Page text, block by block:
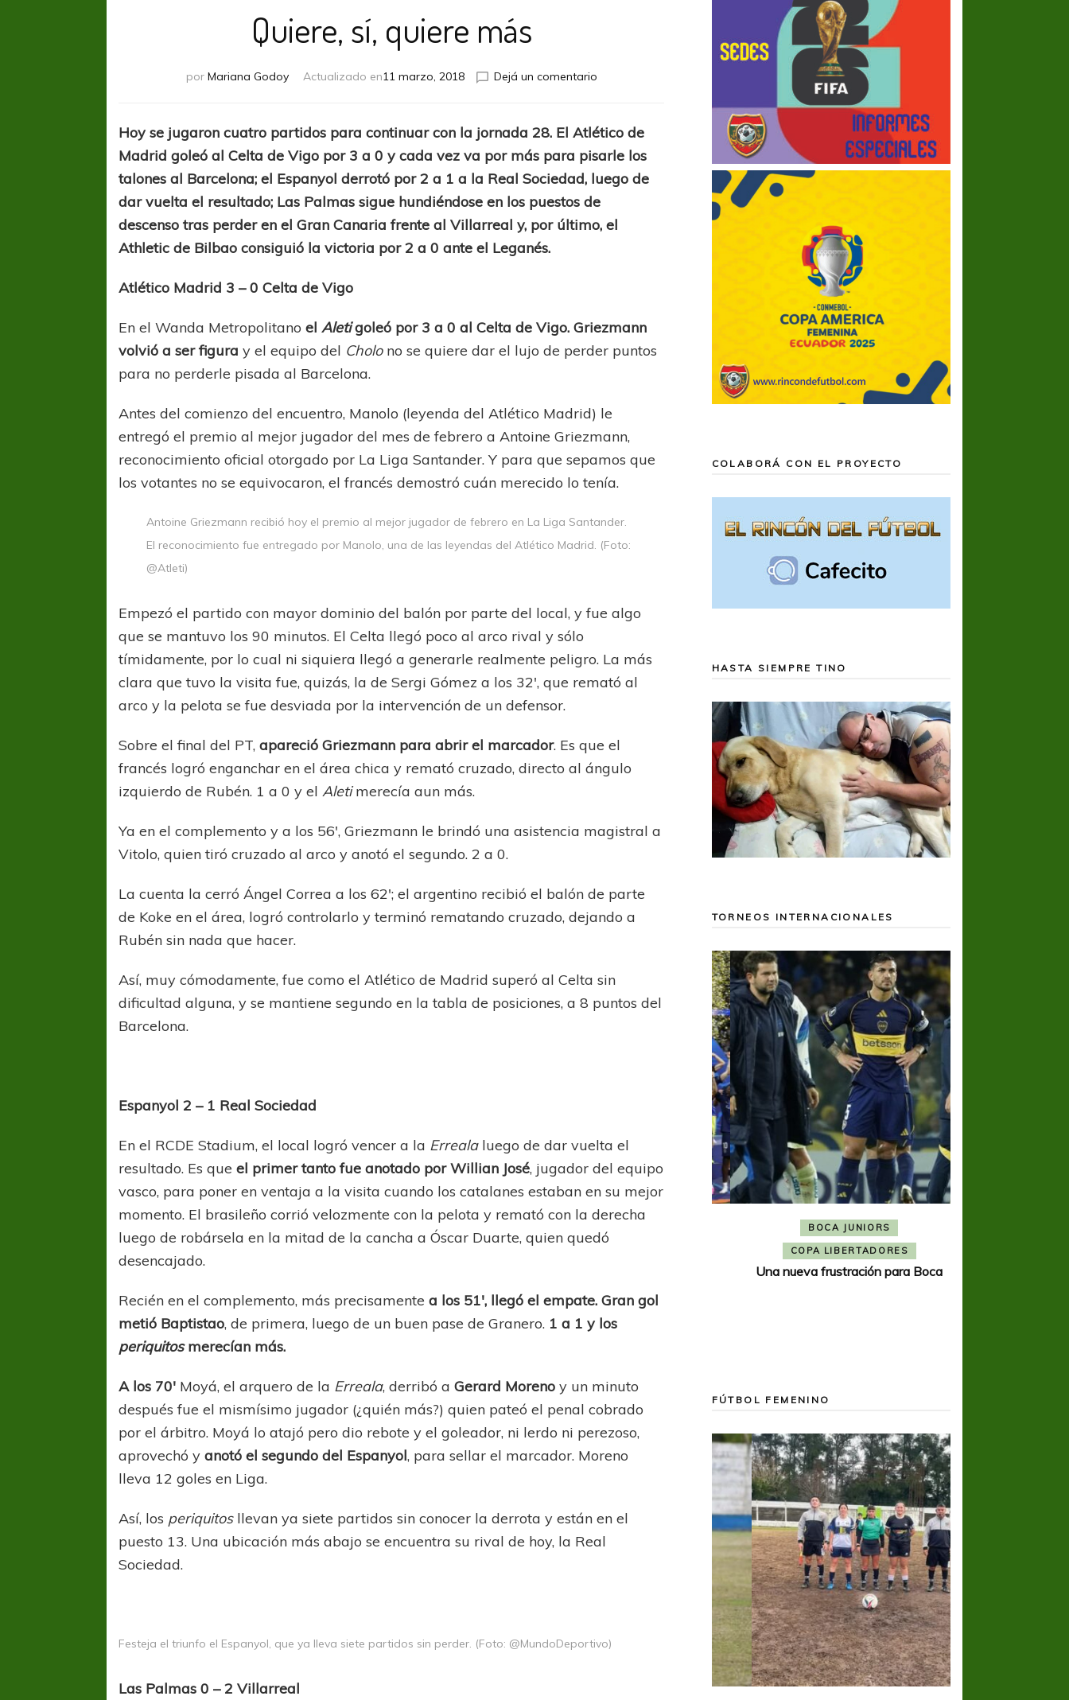
Quiere, sí, quiere más
por Mariana Godoy Actualizado en11 marzo, 2018 Dejá un comentarioen
quiere
más
Hoy se jugaron cuatro partidos para continuar con la jornada 28. El Atlético de
Madrid goleó al Celta de Vigo por 3 a 0 y cada vez va por más para pisarle los
talones al Barcelona; el Espanyol derrotó por 2 a 1 a la Real Sociedad, luego de
dar vuelta el resultado; Las Palmas sigue hundiéndose en los puestos de
descenso tras perder en el Gran Canaria frente al Villarreal y, por último, el
Athletic de Bilbao consiguió la victoria por 2 a 0 ante el Leganés.
Atlético Madrid 3 – 0 Celta de Vigo
En el Wanda Metropolitano elAletigoleó por 3 a 0 al Celta de Vigo. Griezmann
volvió a ser figura y el equipo del Cholono se quiere dar el lujo de perder puntos
para no perderle pisada al Barcelona.
Antes del comienzo del encuentro, Manolo (leyenda del Atlético Madrid) le
entregó el premio al mejor jugador del mes de febrero a Antoine Griezmann,
reconocimiento oficial otorgado por La Liga Santander. Y para que sepamos que
los votantes no se equivocaron, el francés demostró cuán merecido lo tenía.
Antoine Griezmann recibió hoy el premio al mejor jugador de febrero en La Liga Santander.
El reconocimiento fue entregado por Manolo, una de las leyendas del Atlético Madrid. (Foto:
@Atleti)
Empezó el partido con mayor dominio del balón por parte del local, y fue algo
que se mantuvo los 90 minutos. El Celta llegó poco al arco rival y sólo
tímidamente, por lo cual ni siquiera llegó a generarle realmente peligro. La más
clara que tuvo la visita fue, quizás, la de Sergi Gómez a los 32′, que remató al
arco y la pelota se fue desviada por la intervención de un defensor.
Sobre el final del PT,apareció Griezmann para abrir el marcador. Es que el
francés logró enganchar en el área chica y remató cruzado, directo al ángulo
izquierdo de Rubén. 1 a 0 y elAletimerecía aun más.
Ya en el complemento y a los 56′, Griezmann le brindó una asistencia magistral a
Vitolo, quien tiró cruzado al arco y anotó el segundo. 2 a 0.
La cuenta la cerró Ángel Correa a los 62′; el argentino recibió el balón de parte
de Koke en el área, logró controlarlo y terminó rematando cruzado, dejando a
Rubén sin nada que hacer.
Así, muy cómodamente, fue como el Atlético de Madrid superó al Celta sin
dificultad alguna, y se mantiene segundo en la tabla de posiciones, a 8 puntos del
Barcelona.
Espanyol 2 – 1 Real Sociedad
En el RCDE Stadium, el local logró vencer a la Errealaluego de dar vuelta el
resultado. Es queel primer tanto fue anotado por Willian José, jugador del equipo
vasco, para poner en ventaja a la visita cuando los catalanes estaban en su mejor
momento. El brasileño corrió velozmente con la pelota y remató con la derecha
luego de robársela en la mitad de la cancha a Óscar Duarte, quien quedó
desencajado.
Recién en el complemento, más precisamentea los 51′, llegó el empate. Gran gol
metió Baptistao, de primera, luego de un buen pase de Granero. 1 a 1 y los
periquitosmerecían más.
A los 70′ Moyá, el arquero de la Erreala, derribó aGerard Moreno y un minuto
después fue el mismísimo jugador (¿quién más?) quien pateó el penal cobrado
por el árbitro. Moyá lo atajó pero dio rebote y el goleador, ni lerdo ni perezoso,
aprovechó yanotó el segundo del Espanyol, para sellar el marcador. Moreno
lleva 12 goles en Liga.
Así, los periquitosllevan ya siete partidos sin conocer la derrota y están en el
puesto 13. Una ubicación más abajo se encuentra su rival de hoy, la Real
Sociedad.
Festeja el triunfo el Espanyol, que ya lleva siete partidos sin perder. (Foto: @MundoDeportivo)
Las Palmas 0 – 2 Villarreal
COLABORÁ CON EL PROYECTO
HASTA SIEMPRE TINO
TORNEOS INTERNACIONALES
TIGRE
A pesar de la derrota Tigre avanzó a
Octavos de Final
LANÚS
PSG celebró el bicampeonato
BOCA JUNIORS
COPA LIBERTADORES
Una nueva frustración para Boca
FÚTBOL FEMENINO